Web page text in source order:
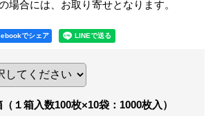
場合には、お取り寄せとなります。
でシェア
（１箱入数100枚×10袋：1000枚入）